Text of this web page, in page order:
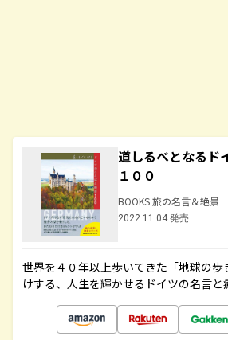
道しるべとなるド
１００
BOOKS 旅の名言＆絶景
2022.11.04 発売
世界を４０年以上歩いてきた「地球の歩
けする、人生を輝かせるドイツの名言と